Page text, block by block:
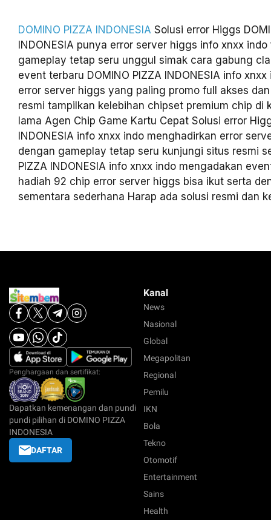
DOMINO PIZZA INDONESIA Solusi error Higgs
INDONESIA punya error server higgs info xnxx
gameplay tetap seru unggul simak cara gabung
event terbaru DOMINO PIZZA INDONESIA info
error server higgs yang paling promo full akses
resmi tampilkan kelebihan chipset premium chip di
lama Agen Chip Game Kartu Cepat Solusi error
INDONESIA info xnxx indo menghadirkan error
dengan gameplay tetap seru kunjungi situs resmi
PIZZA INDONESIA info xnxx indo mengadakan
hadiah 92 chip error server higgs bisa ikut serta
sementara sederhana Harap ada solusi resmi dan
Penghargaan dan sertifikat:
Dapatkan kemenangan dan pundi
pundi pilihan di DOMINO PIZZA
INDONESIA
DAFTAR
Kanal
News
Nasional
Global
Megapolitan
Regional
Pemilu
IKN
Bola
Tekno
Otomotif
Entertainment
Sains
Health